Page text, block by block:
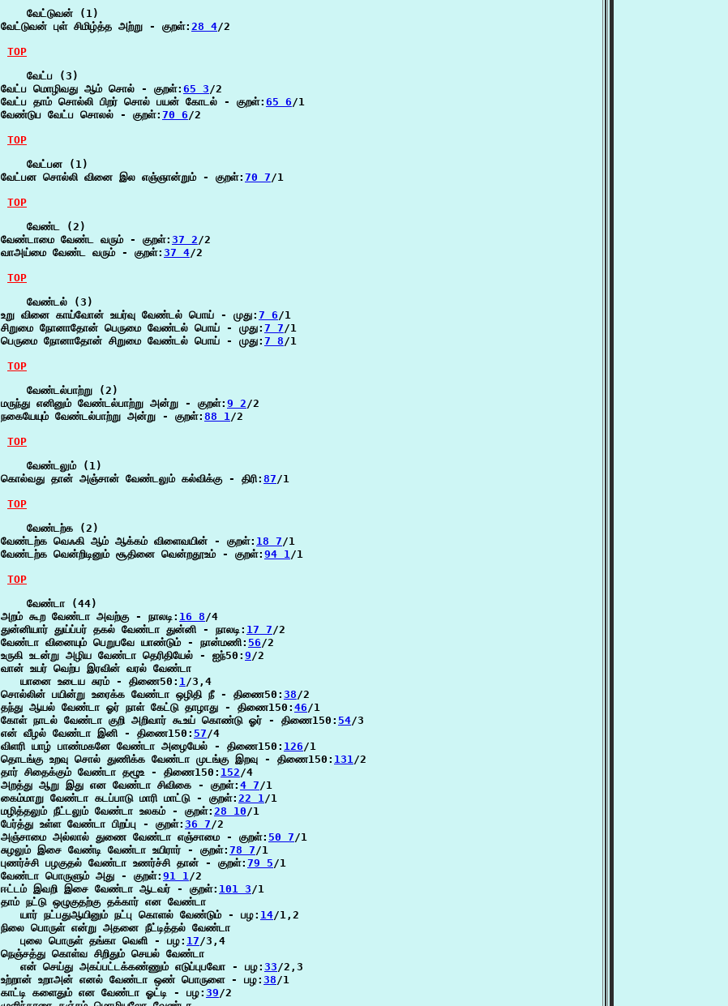
    வேட்டுவன் (1)
வேட்டுவன் புள் சிமிழ்த்த அற்று - குறள்: 28 4/2
TOP
    வேட்ப (3)
வேட்ப மொழிவது ஆம் சொல் - குறள்: 65 3/2
வேட்ப தாம் சொல்லி பிறர் சொல் பயன் கோடல் - குறள்: 65 6/1
வேண்டுப வேட்ப சொலல் - குறள்: 70 6/2
TOP
    வேட்பன (1)
வேட்பன சொல்லி வினை இல எஞ்ஞான்றும் - குறள்: 70 7/1
TOP
    வேண்ட (2)
வேண்டாமை வேண்ட வரும் - குறள்: 37 2/2
வாஅய்மை வேண்ட வரும் - குறள்: 37 4/2
TOP
    வேண்டல் (3)
உறு வினை காய்வோன் உயர்வு வேண்டல் பொய் - முது: 7 6/1
சிறுமை நோனாதோன் பெருமை வேண்டல் பொய் - முது: 7 7/1
பெருமை நோனாதோன் சிறுமை வேண்டல் பொய் - முது: 7 8/1
TOP
    வேண்டல்பாற்று (2)
மருந்து எனினும் வேண்டல்பாற்று அன்று - குறள்: 9 2/2
நகையேயும் வேண்டல்பாற்று அன்று - குறள்: 88 1/2
TOP
    வேண்டலும் (1)
கொல்வது தான் அஞ்சான் வேண்டலும் கல்விக்கு - திரி: 87/1
TOP
    வேண்டற்க (2)
வேண்டற்க வெஃகி ஆம் ஆக்கம் விளைவயின் - குறள்: 18 7/1
வேண்டற்க வென்றிடினும் சூதினை வென்றதூஉம் - குறள்: 94 1/1
TOP
    வேண்டா (44)
அறம் கூற வேண்டா அவற்கு - நாலடி: 16 8/4
துன்னியார் துய்ப்பர் தகல் வேண்டா துன்னி - நாலடி: 17 7/2
வேண்டா வினையும் பெறுபவே யாண்டும் - நான்மணி: 56/2
உருகி உடன்று அழிய வேண்டா தெரிதியேல் - ஐந்50: 9/2
வான் உயர் வெற்ப இரவின் வரல் வேண்டா
   யானை உடைய சுரம் - திணை50:
1/3,4
சொல்லின் பயின்று உரைக்க வேண்டா ஒழிதி நீ - திணை50: 38/2
தந்து ஆயல் வேண்டா ஓர் நாள் கேட்டு தாழாது - திணை150: 46/1
கோள் நாடல் வேண்டா குறி அறிவார் கூஉய் கொண்டு ஓர் - திணை150: 54/3
என் வீழல் வேண்டா இனி - திணை150: 57/4
விளரி யாழ் பாண்மகனே வேண்டா அழையேல் - திணை150: 126/1
தொடங்கு உறவு சொல் துணிக்க வேண்டா முடங்கு இறவு - திணை150: 131/2
தார் சிதைக்கும் வேண்டா தழூஉ - திணை150: 152/4
அறத்து ஆறு இது என வேண்டா சிவிகை - குறள்: 4 7/1
கைம்மாறு வேண்டா கடப்பாடு மாரி மாட்டு - குறள்: 22 1/1
மழித்தலும் நீட்டலும் வேண்டா உலகம் - குறள்: 28 10/1
பேர்த்து உள்ள வேண்டா பிறப்பு - குறள்: 36 7/2
அஞ்சாமை அல்லால் துணை வேண்டா எஞ்சாமை - குறள்: 50 7/1
சுழலும் இசை வேண்டி வேண்டா உயிரார் - குறள்: 78 7/1
புணர்ச்சி பழகுதல் வேண்டா உணர்ச்சி தான் - குறள்: 79 5/1
வேண்டா பொருளும் அது - குறள்: 91 1/2
ஈட்டம் இவறி இசை வேண்டா ஆடவர் - குறள்: 101 3/1
தாம் நட்டு ஒழுகுதற்கு தக்கார் என வேண்டா
   யார் நட்பதுஆயினும் நட்பு கொளல் வேண்டும் - பழ:
14/1,2
நிலை பொருள் என்று அதனை நீட்டித்தல் வேண்டா
   புலை பொருள் தங்கா வெளி - பழ:
17/3,4
நெஞ்சத்து கொள்வ சிறிதும் செயல் வேண்டா
   என் செய்து அகப்பட்டக்கண்ணும் எடுப்புபவோ - பழ:
33/2,3
உற்றான் உறாஅன் எனல் வேண்டா ஒண் பொருளை - பழ: 38/1
காட்டி களைதும் என வேண்டா ஓட்டி - பழ: 39/2